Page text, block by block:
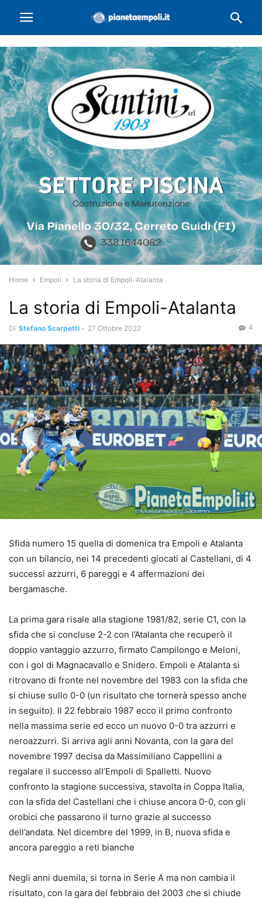
Home Empoli La storia di Empoli-Atalanta
La storia di Empoli-Atalanta
Di Stefano Scarpetti - 27 Ottobre 2022 4
Sfida numero 15 quella di domenica tra Empoli e Atalanta
con un bilancio, nei 14 precedenti giocati al Castellani, di 4
successi azzurri, 6 pareggi e 4 affermazioni dei
bergamasche.
La prima gara risale alla stagione 1981/82, serie C1, con la
sfida che si concluse 2-2 con l’Atalanta che recuperò il
doppio vantaggio azzurro, firmato Campilongo e Meloni,
con i gol di Magnacavallo e Snidero. Empoli e Atalanta si
ritrovano di fronte nel novembre del 1983 con la sfida che
si chiuse sullo 0-0 (un risultato che tornerà spesso anche
in seguito). Il 22 febbraio 1987 ecco il primo confronto
nella massima serie ed ecco un nuovo 0-0 tra azzurri e
neroazzurri. Si arriva agli anni Novanta, con la gara del
novembre 1997 decisa da Massimiliano Cappellini a
regalare il successo all’Empoli di Spalletti. Nuovo
confronto la stagione successiva, stavolta in Coppa Italia,
con la sfida del Castellani che i chiuse ancora 0-0, con gli
orobici che passarono il turno grazie al successo
dell’andata. Nel dicembre del 1999, in B, nuova sfida e
ancora pareggio a reti bianche
Negli anni duemila, si torna in Serie A ma non cambia il
risultato, con la gara del febbraio del 2003 che si chiude